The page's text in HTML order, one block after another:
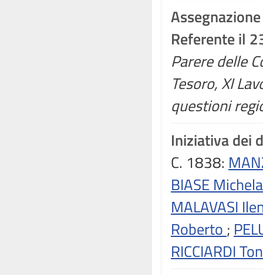
Assegnazione
Referente il
Parere delle
Tesoro, XI
questioni
Iniziativa dei
C. 1838:
BIASE
MALAVASI
Roberto ;
RICCIARDI